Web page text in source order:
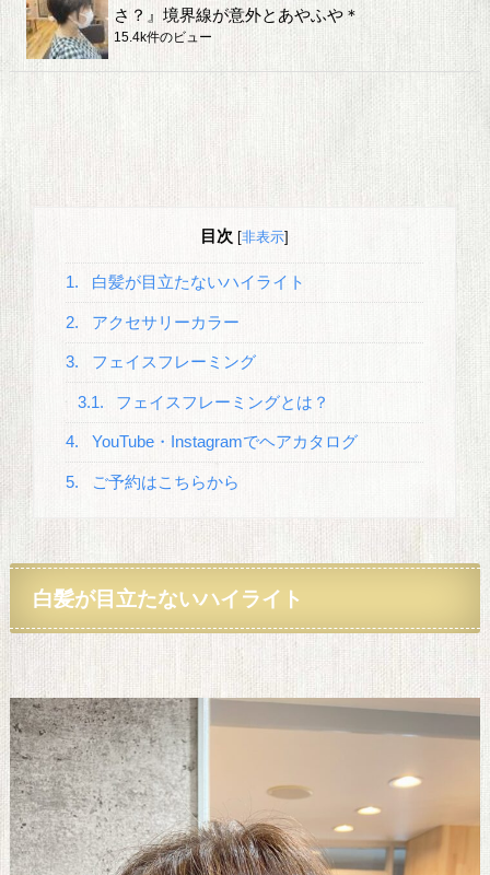
さ？』境界線が意外とあやふや＊
15.4k件のビュー
目次 [非表示]
1. 白髪が目立たないハイライト
2. アクセサリーカラー
3. フェイスフレーミング
3.1. フェイスフレーミングとは？
4. YouTube・Instagramでヘアカタログ
5. ご予約はこちらから
白髪が目立たないハイライト